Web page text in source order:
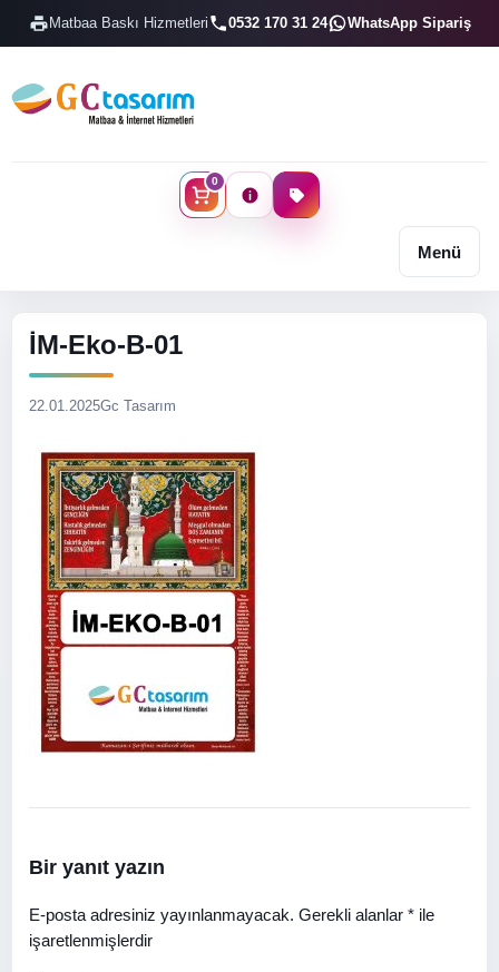
Matbaa Baskı Hizmetleri 0532 170 31 24 WhatsApp Sipariş
0
Menü
İM-Eko-B-01
22.01.2025Gc Tasarım
Bir yanıt yazın
E-posta adresiniz yayınlanmayacak. Gerekli alanlar * ile
işaretlenmişlerdir